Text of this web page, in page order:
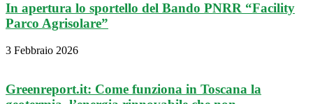
In apertura lo sportello del Bando PNRR “Facility
Parco Agrisolare”
3 Febbraio 2026
Greenreport.it: Come funziona in Toscana la